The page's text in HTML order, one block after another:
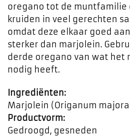
oregano tot de muntfamilie
kruiden in veel gerechten
omdat deze elkaar goed
sterker dan marjolein.
derde oregano van wat het
nodig heeft.
Ingrediënten:
Marjolein (Origanum
Productvorm:
Gedroogd, gesneden